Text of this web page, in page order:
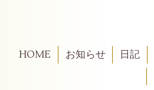
HOME お知らせ 日記